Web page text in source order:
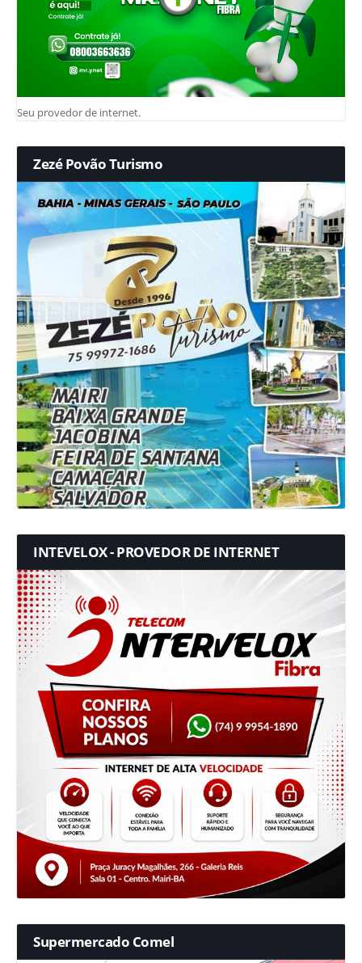
Seu provedor de internet.
Zezé Povão Turismo
INTEVELOX - PROVEDOR DE INTERNET
Supermercado Comel